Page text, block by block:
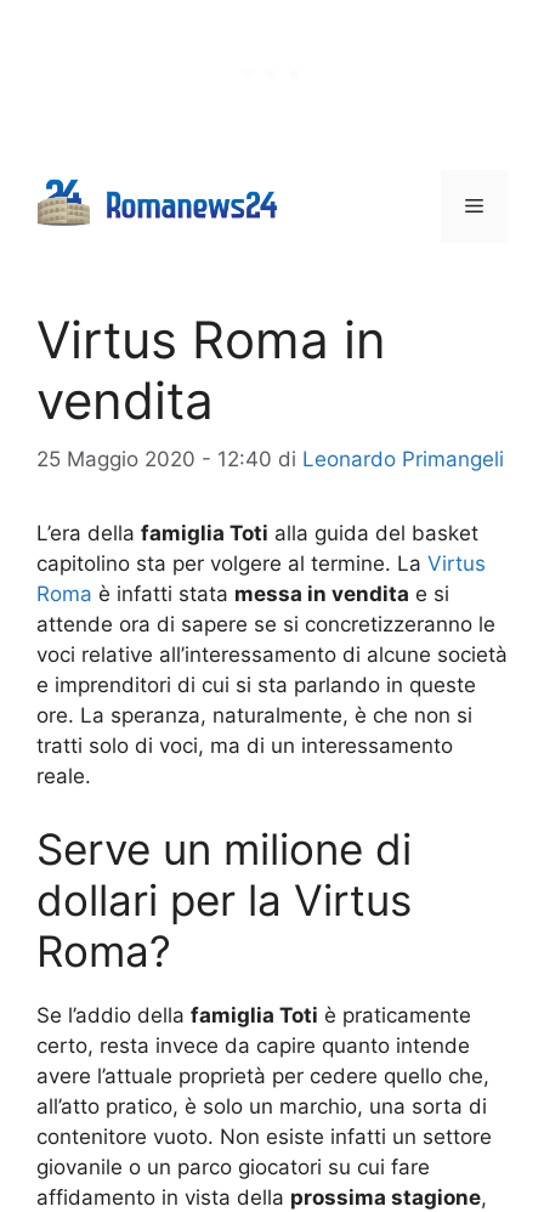
Menu
Virtus Roma in
vendita
25 Maggio 2020 - 12:40 di Leonardo Primangeli
L’era della famiglia Toti alla guida del basket
capitolino sta per volgere al termine. La Virtus
Roma è infatti stata messa in vendita e si
attende ora di sapere se si concretizzeranno le
voci relative all’interessamento di alcune società
e imprenditori di cui si sta parlando in queste
ore. La speranza, naturalmente, è che non si
tratti solo di voci, ma di un interessamento
reale.
Serve un milione di
dollari per la Virtus
Roma?
Se l’addio della famiglia Toti è praticamente
certo, resta invece da capire quanto intende
avere l’attuale proprietà per cedere quello che,
all’atto pratico, è solo un marchio, una sorta di
contenitore vuoto. Non esiste infatti un settore
giovanile o un parco giocatori su cui fare
affidamento in vista della prossima stagione,